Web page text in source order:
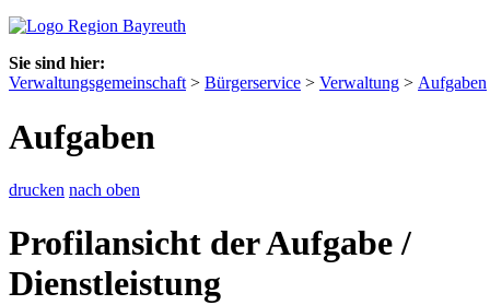
Sie sind hier:
Verwaltungsgemeinschaft > Bürgerservice > Verwaltung > Aufgaben
Aufgaben
drucken nach oben
Profilansicht der Aufgabe /
Dienstleistung